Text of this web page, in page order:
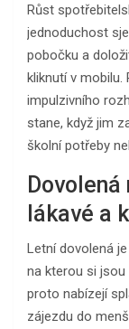
Růst
jednoduchost
pobočku a
kliknutí v mobilu.
impulzivního
stane, když jim
školní potřeby
lákavé a
Letní dovolená
na kterou si jsou
proto nabízejí
zájezdu do